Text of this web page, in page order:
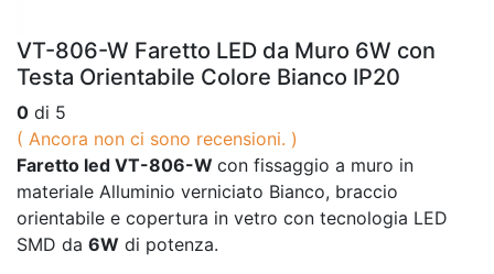
VT-806-W Faretto LED da Muro 6W con
Testa Orientabile Colore Bianco IP20
0 di 5
( Ancora non ci sono recensioni. )
Faretto led VT-806-W con fissaggio a muro in
materiale Alluminio verniciato Bianco, braccio
orientabile e copertura in vetro con tecnologia LED
SMD da 6W di potenza.